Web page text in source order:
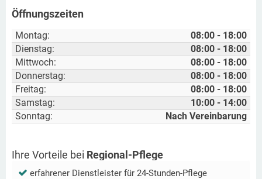
Öffnungszeiten
Montag:
08:00 - 18:00
Dienstag:
08:00 - 18:00
Mittwoch:
08:00 - 18:00
Donnerstag:
08:00 - 18:00
Freitag:
08:00 - 18:00
Samstag:
10:00 - 14:00
Sonntag:
Nach Vereinbarung
Ihre Vorteile bei Regional-Pflege
erfahrener Dienstleister für 24-Stunden-Pflege